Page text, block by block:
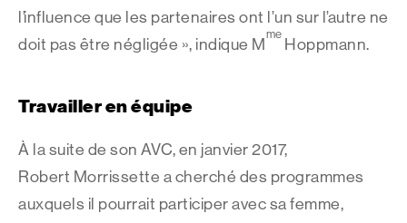
l’influence que les partenaires ont l’un sur l’autre ne
doit pas être négligée », indique M
me
Hoppmann.
Travailler en équipe
À la suite de son AVC, en janvier 2017,
Robert Morrissette a cherché des programmes
auxquels il pourrait participer avec sa femme,